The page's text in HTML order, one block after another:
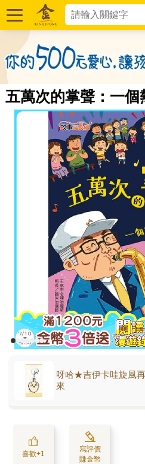
五萬次的掌聲：一
呀哈★吉伊卡哇旋風
來
喜歡+1
寫評價
賺金幣